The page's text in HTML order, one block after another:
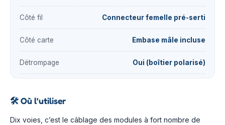
Côté fil Connecteur femelle pré-serti
Côté carte Embase mâle incluse
Détrompage Oui (boîtier polarisé)
🛠️Où l’utiliser
Dix voies, c’est le câblage des modules à fort nombre de